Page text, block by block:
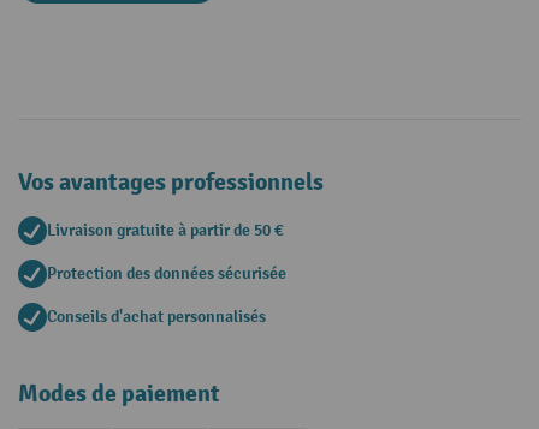
Vos avantages professionnels
Livraison gratuite à partir de 50 €
Protection des données sécurisée
Conseils d'achat personnalisés
Modes de paiement